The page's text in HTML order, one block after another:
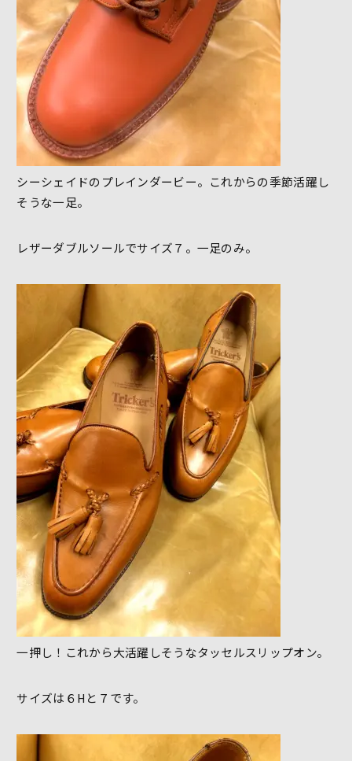
シーシェイドのプレインダービー。これからの季節活躍し
そうな一足。
レザーダブルソールでサイズ７。一足のみ。
一押し！これから大活躍しそうなタッセルスリップオン。
サイズは６Hと７です。